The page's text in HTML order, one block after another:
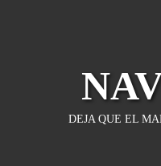
DEJA QUE EL